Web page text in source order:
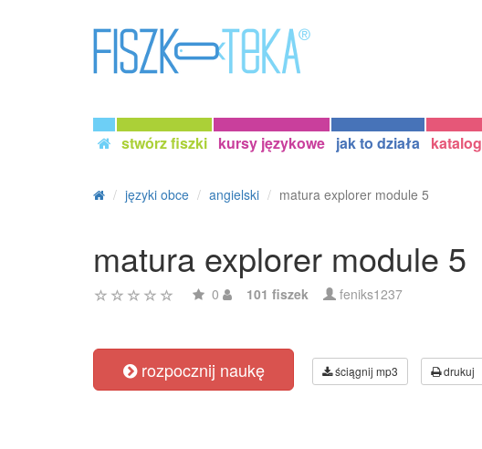
stwórz fiszki kursy językowe jak to działa katalog
języki obce angielski matura explorer module 5
matura explorer module 5
0 101 fiszek feniks1237
rozpocznij naukę ściągnij mp3 drukuj